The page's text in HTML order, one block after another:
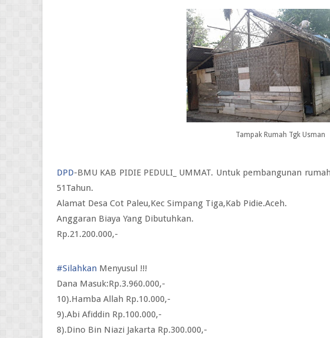
Tampak Rumah Tgk Usman
DPD-BMU KAB PIDIE PEDULI_ UMMAT. Untuk pembangunan
51Tahun.
Alamat Desa Cot Paleu,Kec Simpang Tiga,Kab Pidie.Aceh.
Anggaran Biaya Yang Dibutuhkan.
Rp.21.200.000,-
#Silahkan Menyusul !!!
Dana Masuk:Rp.3.960.000,-
10).Hamba Allah Rp.10.000,-
9).Abi Afiddin Rp.100.000,-
8).Dino Bin Niazi Jakarta Rp.300.000,-